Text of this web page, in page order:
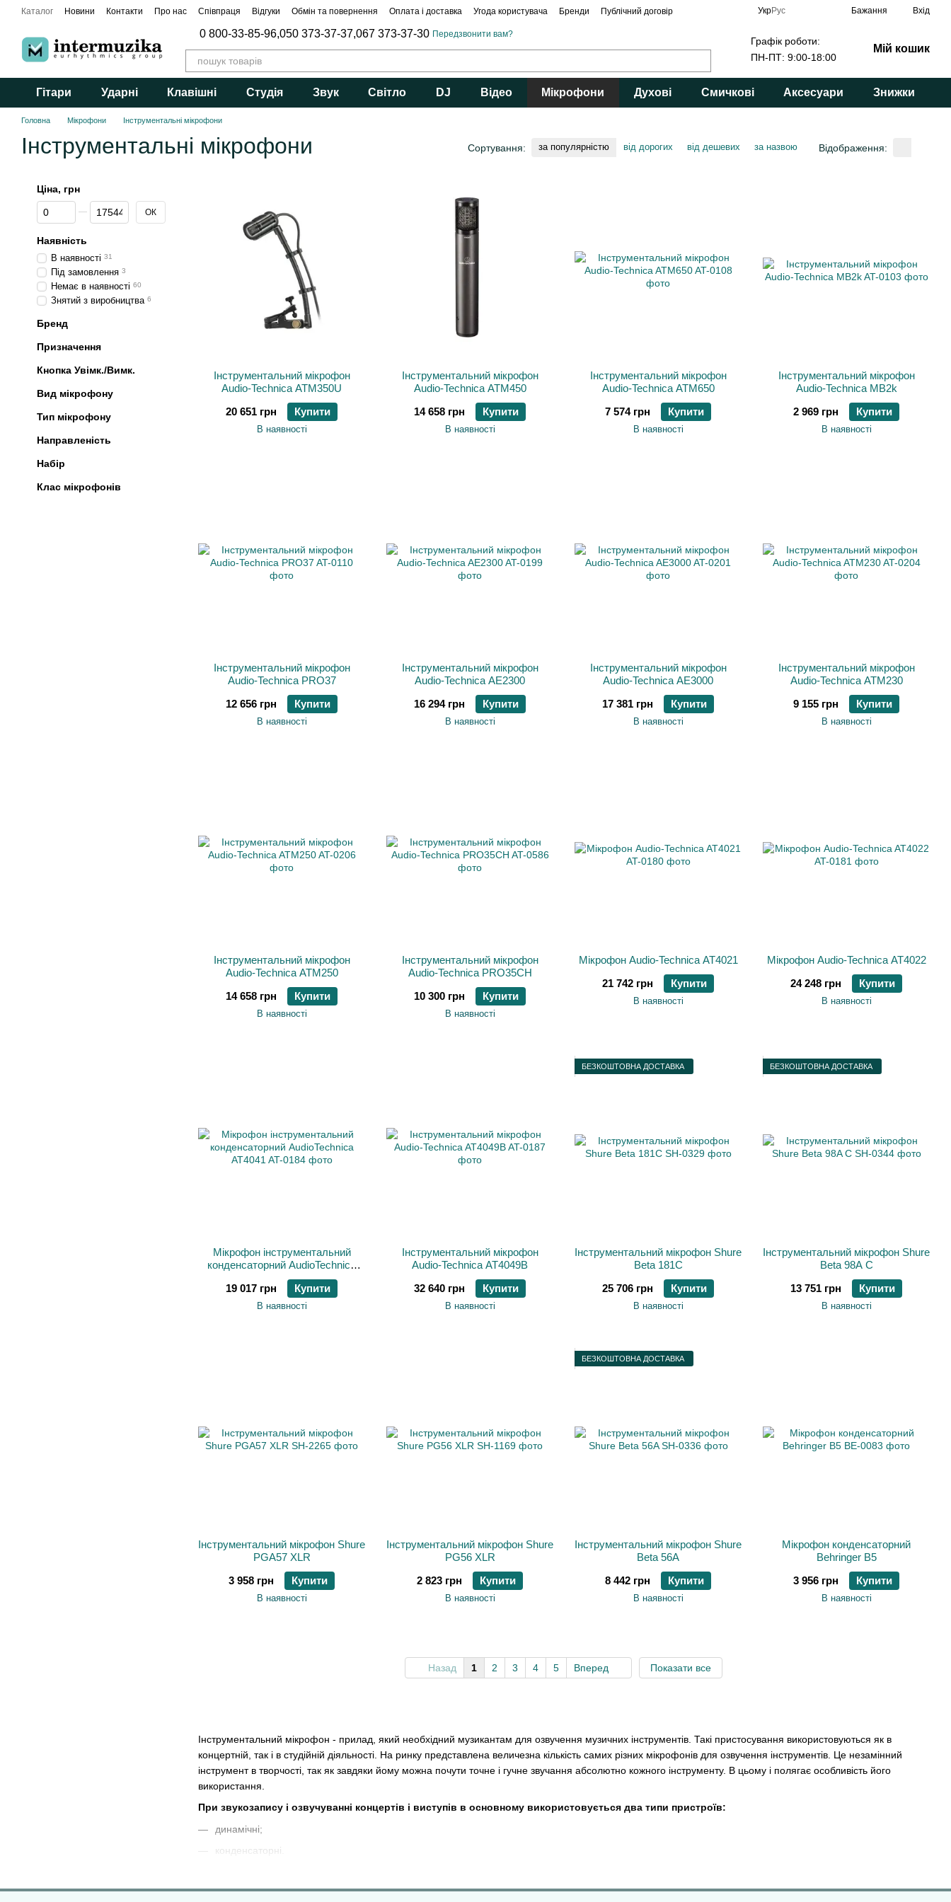
Перейти до основного контенту
Каталог Новини Контакти Про нас Співпраця Відгуки Обмін та повернення Оплата і доставка Угода користувача Бренди Публічний договір УкрРус Бажання Вхід
0 800-33-85-96,050 373-37-37,067 373-37-30 Передзвонити вам?
Графік роботи:
ПН-ПТ: 9:00-18:00
Мій кошик
Гітари Ударні Клавішні Студія Звук Світло DJ Відео Мікрофони Духові Смичкові Аксесуари Знижки
Головна Мікрофони Інструментальні мікрофони
Інструментальні мікрофони Сортування: за популярністю від дорогих від дешевих за назвою Відображення:
Інструментальний мікрофон - прилад, який необхідний музикантам для озвучення музичних інструментів. Такі пристосування використовуються як в
концертній, так і в студійній діяльності. На ринку представлена ​​величезна кількість самих різних мікрофонів для озвучення інструментів. Це незамінний
інструмент в творчості, так як завдяки йому можна почути точне і гучне звучання абсолютно кожного інструменту. В цьому і полягає особливість його
використання.
При звукозапису і озвучуванні концертів і виступів в основному використовується два типи пристроїв:
динамічні;
конденсаторні.
частотами, такими як: контрабас, бас-гітара, бас-бочка. Динамічні пристрої найкраще підходять для сценічної подзвучки інструментів. Також ними можна
Інструментальний мікрофон
Audio-Technica ATM350U
20 651 грн
Купити
В наявності
Інструментальний мікрофон
Audio-Technica ATM450
14 658 грн
Купити
В наявності
Інструментальний мікрофон
Audio-Technica ATM650
7 574 грн
Купити
В наявності
Інструментальний мікрофон
Audio-Technica MB2k
2 969 грн
Купити
В наявності
Інструментальний мікрофон
Audio-Technica PRO37
12 656 грн
Купити
В наявності
Інструментальний мікрофон
Audio-Technica AE2300
16 294 грн
Купити
В наявності
Інструментальний мікрофон
Audio-Technica AE3000
17 381 грн
Купити
В наявності
Інструментальний мікрофон
Audio-Technica ATM230
9 155 грн
Купити
В наявності
Інструментальний мікрофон
Audio-Technica ATM250
14 658 грн
Купити
В наявності
Інструментальний мікрофон
Audio-Technica PRO35CH
10 300 грн
Купити
В наявності
Мікрофон Audio-Technica AT4021
21 742 грн
Купити
В наявності
Мікрофон Audio-Technica AT4022
24 248 грн
Купити
В наявності
Мікрофон інструментальний
конденсаторний AudioTechnica
AT4041
19 017 грн
Купити
В наявності
Інструментальний мікрофон
Audio-Technica AT4049B
32 640 грн
Купити
В наявності
БЕЗКОШТОВНА ДОСТАВКА
Інструментальний мікрофон Shure
Beta 181C
25 706 грн
Купити
В наявності
БЕЗКОШТОВНА ДОСТАВКА
Інструментальний мікрофон Shure
Beta 98A C
13 751 грн
Купити
В наявності
Інструментальний мікрофон Shure
PGA57 XLR
3 958 грн
Купити
В наявності
Інструментальний мікрофон Shure
PG56 XLR
2 823 грн
Купити
В наявності
БЕЗКОШТОВНА ДОСТАВКА
Інструментальний мікрофон Shure
Beta 56A
8 442 грн
Купити
В наявності
Мікрофон конденсаторний
Behringer B5
3 956 грн
Купити
В наявності
Назад 1 2 3 4 5 Вперед Показати все
Ціна, грн
Від Ціна, грн
До Ціна, грн ОК
Наявність
В наявності 31
Під замовлення 3
Немає в наявності 60
Знятий з виробництва 6
Бренд
Призначення
Кнопка Увімк./Вимк.
Вид мікрофону
Тип мікрофону
Направленість
Набір
Клас мікрофонів